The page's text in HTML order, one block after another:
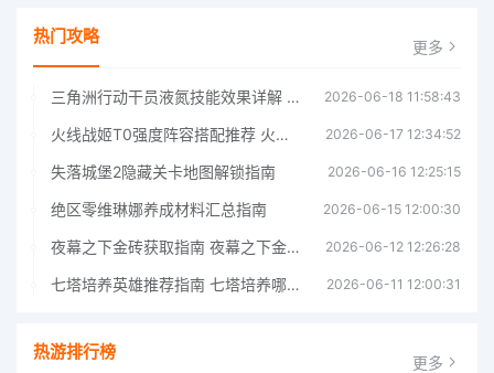
热门攻略 更多
三角洲行动干员液氮技能效果详解 三角洲行动干员液氮技能介绍 2026-06-18 11:58:43
火线战姬T0强度阵容搭配推荐 火线战姬T0强度阵容哪个好 2026-06-17 12:34:52
失落城堡2隐藏关卡地图解锁指南 2026-06-16 12:25:15
绝区零维琳娜养成材料汇总指南 2026-06-15 12:00:30
夜幕之下金砖获取指南 夜幕之下金砖获取方法 2026-06-12 12:26:28
七塔培养英雄推荐指南 七塔培养哪个英雄好 2026-06-11 12:00:31
热游排行榜 更多